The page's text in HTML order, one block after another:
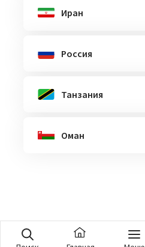
Иран
Россия
Танзания
Оман